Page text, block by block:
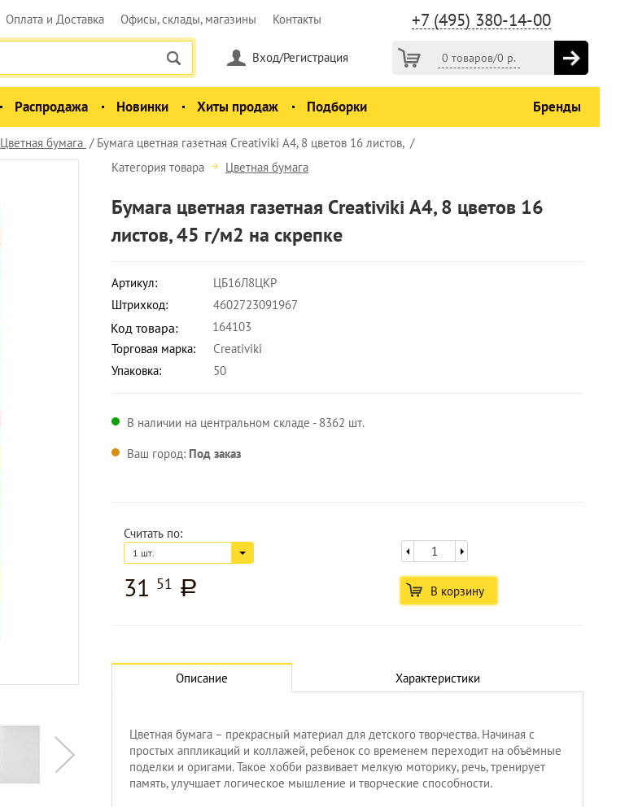
+7 (495) 380-14-00
Оплата и Доставка Офисы, склады, магазины Контакты
0 товаров/0 р.
Вход/Регистрация
Распродажа Новинки Хиты продаж Подборки Бренды
Цветная бумага Бумага цветная газетная Creativiki А4, 8 цветов 16 листов,
Увеличить изображение
Категория товара Цветная бумага
Бумага цветная газетная Creativiki А4, 8 цветов 16
листов, 45 г/м2 на скрепке
Артикул:
ЦБ16Л8ЦКР
Штрихкод:
4602723091967
Код товара:
164103
Торговая марка:
Creativiki
Упаковка:
50
В наличии на центральном складе - 8362 шт.
Ваш город: Под заказ
Считать по:
1 шт.
31 51 a В корзину
Описание Характеристики
Цветная бумага – прекрасный материал для детского творчества. Начиная с
простых аппликаций и коллажей, ребенок со временем переходит на объёмные
поделки и оригами. Такое хобби развивает мелкую моторику, речь, тренирует
память, улучшает логическое мышление и творческие способности.